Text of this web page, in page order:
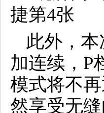
此外，
加连续，P
模式将不
然享受无